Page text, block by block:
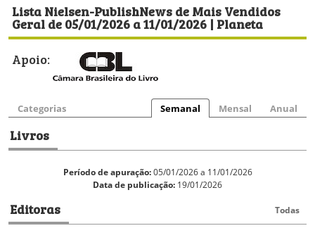
Lista Nielsen-PublishNews de Mais Vendidos
Geral de 05/01/2026 a 11/01/2026 | Planeta
Apoio:
Categorias Semanal Mensal Anual
Livros
Período de apuração:05/01/2026 a 11/01/2026
Data de publicação: 19/01/2026
Editoras Todas